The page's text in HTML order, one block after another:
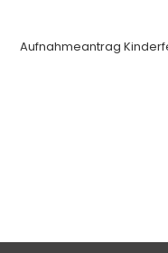
Aufnahmeantrag